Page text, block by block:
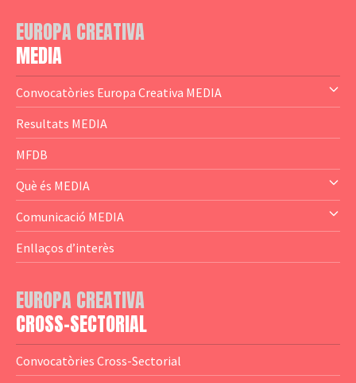
EUROPA CREATIVA
MEDIA
Convocatòries Europa Creativa MEDIA
— Content Cluster
— Business Cluster
— Audience Cluster
— Altres
Resultats MEDIA
MFDB
Què és MEDIA
— El subprograma MEDIA
— Agència Executiva
— Logotips
Comunicació MEDIA
— Estrenes a Catalunya
— Notícies
— Publicacions
— Guies MEDIA
Enllaços d’interès
EUROPA CREATIVA
CROSS-SECTORIAL
Convocatòries Cross-Sectorial